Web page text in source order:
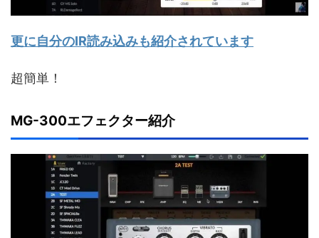
更に自分のIR読み込みも紹介されています
超簡単！
MG-300エフェクター紹介